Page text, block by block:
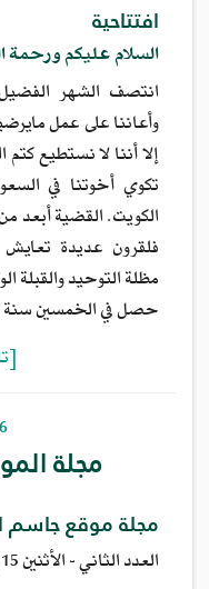
افتتاحية
السلام عليكم ورحمة
انتصف الشهر
وأعاننا على عمل
إلا أننا لا نستطيع
تكوي أخوتنا في
الكويت. القضية أبعد
فلقرون عديدة
مظلة التوحيد والقبلة
حصل في الخمسين سنة
16
مجلة
مجلة موقع جاسم
العدد الثاني - الأثنين 15 يونيو 2015م (27 شعبان 1436هـ)